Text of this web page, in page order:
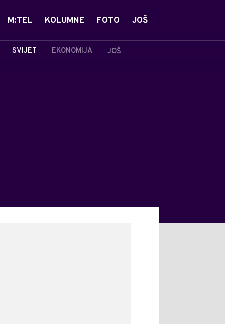
SVIJET EKONOMIJA JOŠ
M:TEL KOLUMNE FOTO JOŠ